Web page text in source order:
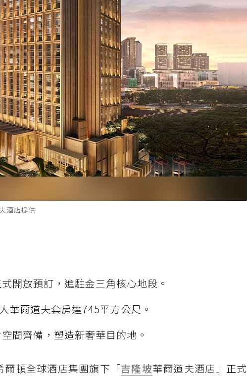
酒店提供
開放預訂，進駐金三角核心地段。
華爾道夫套房達745平方公尺。
間齊備，塑造新奢華目的地。
頓全球酒店集團旗下「吉隆坡華爾道夫酒店」正式